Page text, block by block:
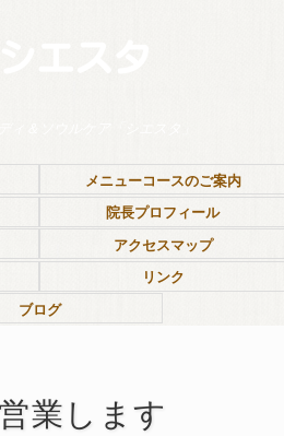
メニューコースのご案内
院長プロフィール
アクセスマップ
リンク
ブログ
業します